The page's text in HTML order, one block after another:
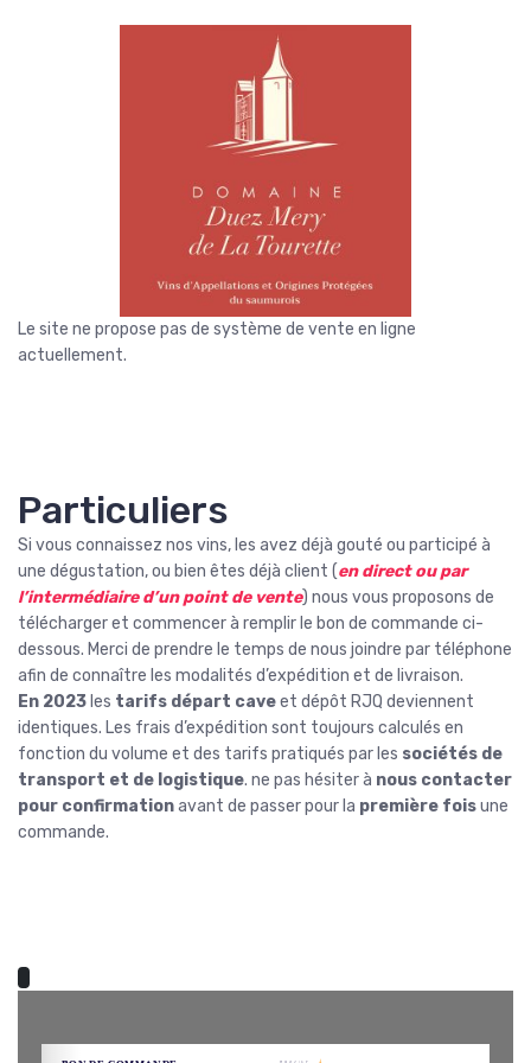
Le site ne propose pas de système de vente en ligne
actuellement.
Particuliers
Si vous connaissez nos vins, les avez déjà gouté ou participé à
une dégustation, ou bien êtes déjà client (en direct ou par
l’intermédiaire d’un point de vente) nous vous proposons de
télécharger et commencer à remplir le bon de commande ci-
dessous. Merci de prendre le temps de nous joindre par téléphone
afin de connaître les modalités d’expédition et de livraison.
En 2023 les tarifs départ caveet dépôt RJQ deviennent
identiques. Les frais d’expédition sont toujours calculés en
fonction du volume et des tarifs pratiqués par les sociétés de
transport et de logistique. ne pas hésiter à nous contacter
pour confirmationavant de passer pour la première foisune
commande.